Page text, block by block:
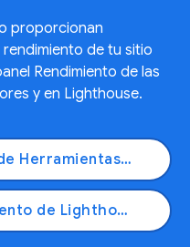
proporcionan
de tu sitio
Rendimiento de las
y en Lighthouse.
Panel de rendimiento de Herramientas para desarrolladores
Auditorías de rendimiento de Lighthouse